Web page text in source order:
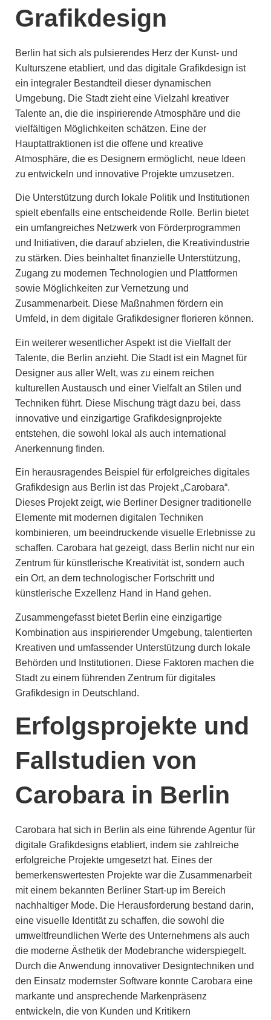
Grafikdesign
Berlin hat sich als pulsierendes Herz der Kunst- und
Kulturszene etabliert, und das digitale Grafikdesign ist
ein integraler Bestandteil dieser dynamischen
Umgebung. Die Stadt zieht eine Vielzahl kreativer
Talente an, die die inspirierende Atmosphäre und die
vielfältigen Möglichkeiten schätzen. Eine der
Hauptattraktionen ist die offene und kreative
Atmosphäre, die es Designern ermöglicht, neue Ideen
zu entwickeln und innovative Projekte umzusetzen.
Die Unterstützung durch lokale Politik und Institutionen
spielt ebenfalls eine entscheidende Rolle. Berlin bietet
ein umfangreiches Netzwerk von Förderprogrammen
und Initiativen, die darauf abzielen, die Kreativindustrie
zu stärken. Dies beinhaltet finanzielle Unterstützung,
Zugang zu modernen Technologien und Plattformen
sowie Möglichkeiten zur Vernetzung und
Zusammenarbeit. Diese Maßnahmen fördern ein
Umfeld, in dem digitale Grafikdesigner florieren können.
Ein weiterer wesentlicher Aspekt ist die Vielfalt der
Talente, die Berlin anzieht. Die Stadt ist ein Magnet für
Designer aus aller Welt, was zu einem reichen
kulturellen Austausch und einer Vielfalt an Stilen und
Techniken führt. Diese Mischung trägt dazu bei, dass
innovative und einzigartige Grafikdesignprojekte
entstehen, die sowohl lokal als auch international
Anerkennung finden.
Ein herausragendes Beispiel für erfolgreiches digitales
Grafikdesign aus Berlin ist das Projekt „Carobara“.
Dieses Projekt zeigt, wie Berliner Designer traditionelle
Elemente mit modernen digitalen Techniken
kombinieren, um beeindruckende visuelle Erlebnisse zu
schaffen. Carobara hat gezeigt, dass Berlin nicht nur ein
Zentrum für künstlerische Kreativität ist, sondern auch
ein Ort, an dem technologischer Fortschritt und
künstlerische Exzellenz Hand in Hand gehen.
Zusammengefasst bietet Berlin eine einzigartige
Kombination aus inspirierender Umgebung, talentierten
Kreativen und umfassender Unterstützung durch lokale
Behörden und Institutionen. Diese Faktoren machen die
Stadt zu einem führenden Zentrum für digitales
Grafikdesign in Deutschland.
Erfolgsprojekte und
Fallstudien von
Carobara in Berlin
Carobara hat sich in Berlin als eine führende Agentur für
digitale Grafikdesigns etabliert, indem sie zahlreiche
erfolgreiche Projekte umgesetzt hat. Eines der
bemerkenswertesten Projekte war die Zusammenarbeit
mit einem bekannten Berliner Start-up im Bereich
nachhaltiger Mode. Die Herausforderung bestand darin,
eine visuelle Identität zu schaffen, die sowohl die
umweltfreundlichen Werte des Unternehmens als auch
die moderne Ästhetik der Modebranche widerspiegelt.
Durch die Anwendung innovativer Designtechniken und
den Einsatz modernster Software konnte Carobara eine
markante und ansprechende Markenpräsenz
entwickeln, die von Kunden und Kritikern